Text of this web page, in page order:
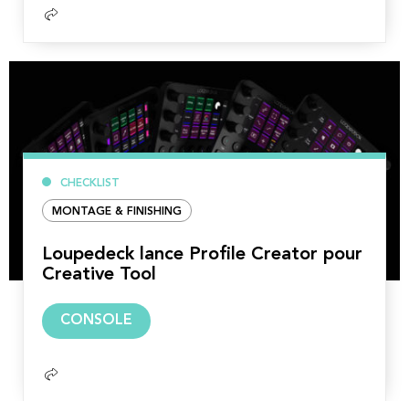
CHECKLIST
MONTAGE & FINISHING
Loupedeck lance Profile Creator pour
Creative Tool
CONSOLE